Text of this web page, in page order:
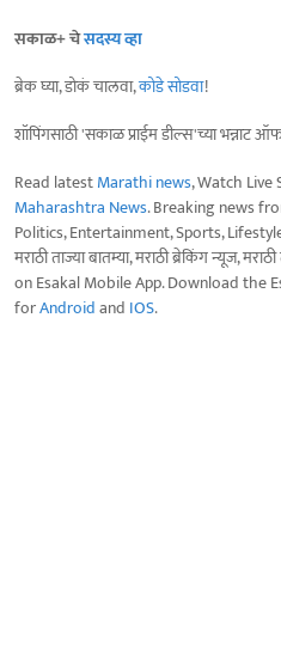
सकाळ+ चेसदस्य व्हा
ब्रेक घ्या, डोकं चालवा,कोडे सोडवा!
शॉपिंगसाठी 'सकाळ प्राईम डील्स'च्या भन्नाट
Read latestMarathi news, Watch Live
Maharashtra News. Breaking news
Politics, Entertainment, Sports,
मराठी ताज्या बातम्या, मराठी ब्रेकिंग न्यूज,
on Esakal Mobile App. Download the
forAndroidand IOS.